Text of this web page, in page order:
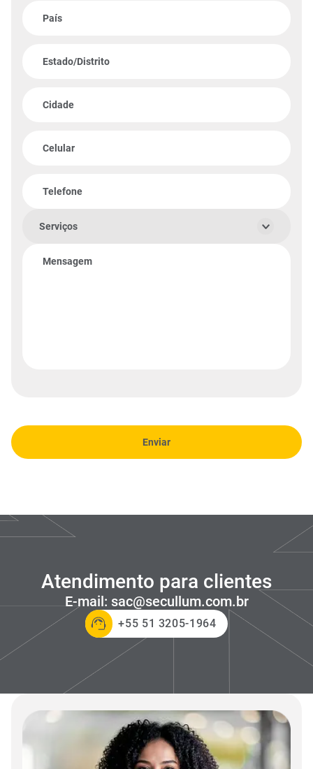
País
Estado/Distrito
Cidade
Celular
Telefone
Serviços
Mensagem
Enviar
Atendimento para clientes
E-mail: sac@secullum.com.br
+55 51 3205-1964